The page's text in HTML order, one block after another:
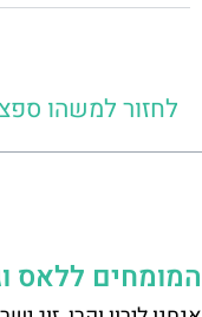
לחזור למשהו
המומחים ללאס